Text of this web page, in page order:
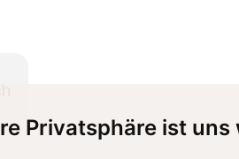
Privatsphäre ist uns